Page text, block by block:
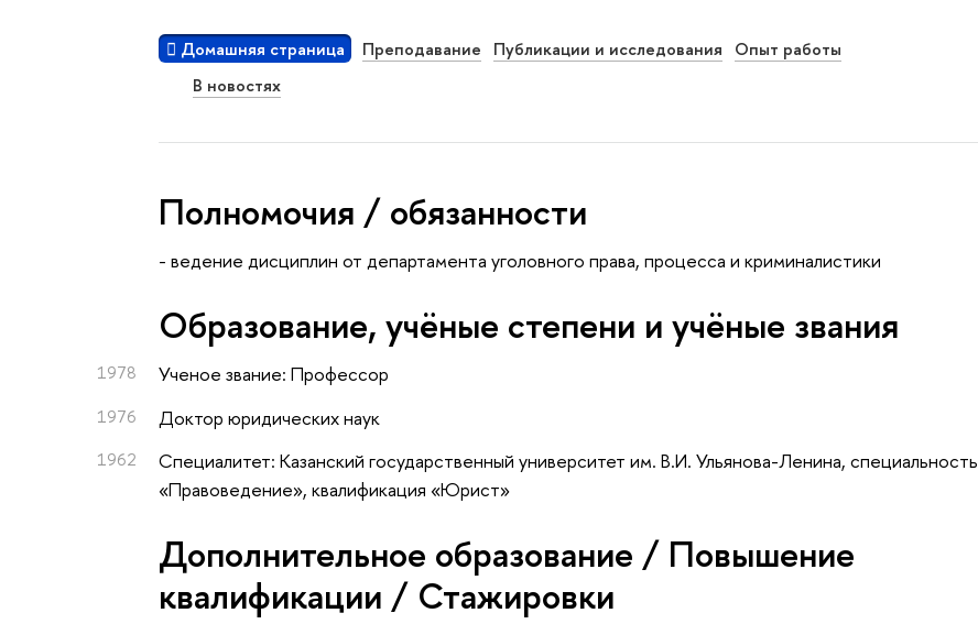
Домашняя страница Преподавание Публикации и исследования
Опыт работы
В новостях
Полномочия / обязанности
- ведение дисциплин от департамента уголовного права, процесса и криминалистики
Oбразование, учёные степени и учёные звания
1978 Ученое звание: Профессор
1976 Доктор юридических наук
1962
Специалитет: Казанский государственный университет им. В.И. Ульянова-Ленина, специальность
«Правоведение», квалификация «Юрист»
Дополнительное образование / Повышение
квалификации / Стажировки